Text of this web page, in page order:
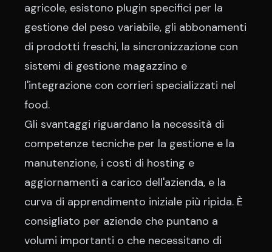
agricole, esistono plugin specifici per la
gestione del peso variabile, gli abbonamenti
di prodotti freschi, la sincronizzazione con
sistemi di gestione magazzino e
l'integrazione con corrieri specializzati nel
food.
Gli svantaggi riguardano la necessità di
competenze tecniche per la gestione e la
manutenzione, i costi di hosting e
aggiornamenti a carico dell'azienda, e la
curva di apprendimento iniziale più ripida. È
consigliato per aziende che puntano a
volumi importanti o che necessitano di